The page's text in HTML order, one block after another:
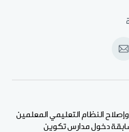
انشر
الإيميل
النظام التعليمي المعلمين
دخول مدارس تكوين